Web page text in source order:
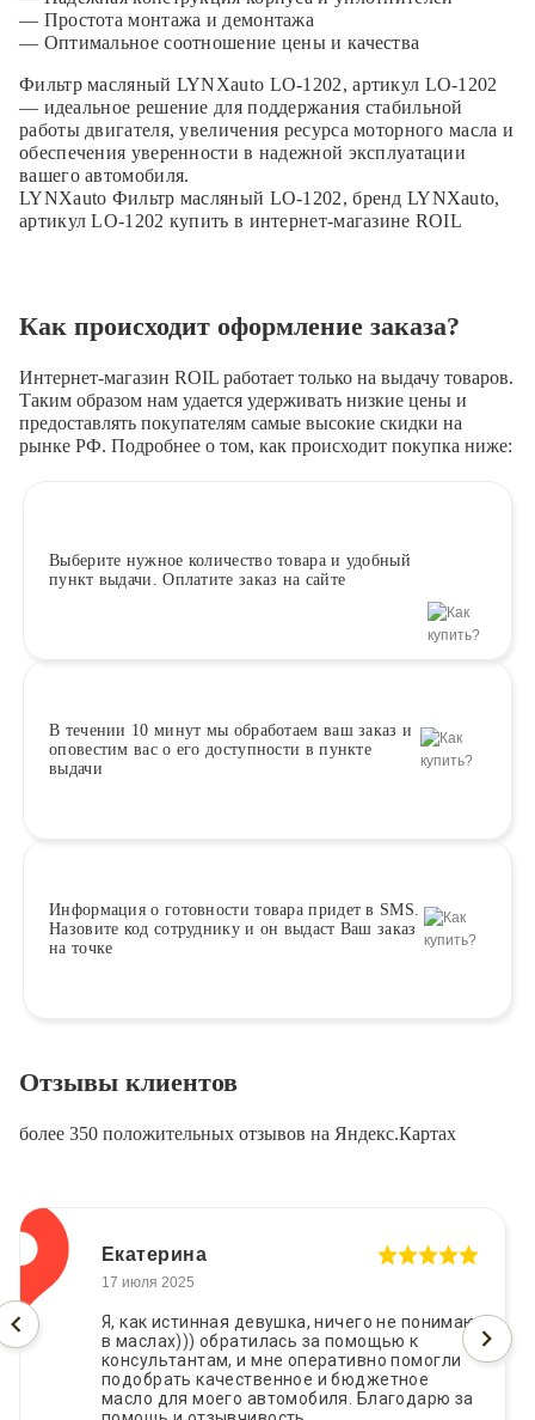
— Простота монтажа и демонтажа
— Оптимальное соотношение цены и качества
Фильтр масляный LYNXauto LO-1202, артикул LO-1202
— идеальное решение для поддержания стабильной
работы двигателя, увеличения ресурса моторного масла и
обеспечения уверенности в надежной эксплуатации
вашего автомобиля.
LYNXauto Фильтр масляный LO-1202, бренд LYNXauto,
артикул LO-1202 купить в интернет-магазине ROIL
Как происходит оформление заказа?
Интернет-магазин ROIL работает только на выдачу товаров.
Таким образом нам удается удерживать низкие цены и
предоставлять покупателям самые высокие скидки на
рынке РФ. Подробнее о том, как происходит покупка ниже:
Выберите нужное количество товара и удобный
пункт выдачи. Оплатите заказ на сайте
В течении 10 минут мы обработаем ваш заказ и
оповестим вас о его доступности в пункте
выдачи
Информация о готовности товара придет в SMS.
Назовите код сотруднику и он выдаст Ваш заказ
на точке
Отзывы клиентов
более 350 положительных отзывов на Яндекс.Картах
Екатерина
17 июля 2025
Я, как истинная девушка, ничего не понимаю
в маслах))) обратилась за помощью к
консультантам, и мне оперативно помогли
подобрать качественное и бюджетное
масло для моего автомобиля. Благодарю за